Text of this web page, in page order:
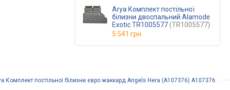
Arya Комплект постільної
білизни двоспальний Alamode
Exotic TR1005577(TR1005577)
5 541 грн.
Комплект постільної білизни євро жаккард Angels Hera (A107376) A107376